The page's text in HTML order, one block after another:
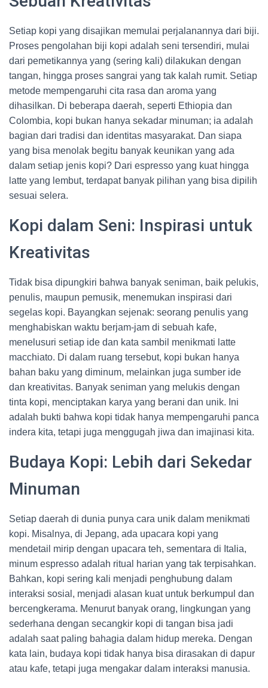
Setiap kopi yang disajikan memulai perjalanannya dari biji.
Proses pengolahan biji kopi adalah seni tersendiri, mulai
dari pemetikannya yang (sering kali) dilakukan dengan
tangan, hingga proses sangrai yang tak kalah rumit. Setiap
metode mempengaruhi cita rasa dan aroma yang
dihasilkan. Di beberapa daerah, seperti Ethiopia dan
Colombia, kopi bukan hanya sekadar minuman; ia adalah
bagian dari tradisi dan identitas masyarakat. Dan siapa
yang bisa menolak begitu banyak keunikan yang ada
dalam setiap jenis kopi? Dari espresso yang kuat hingga
latte yang lembut, terdapat banyak pilihan yang bisa dipilih
sesuai selera.
Kopi dalam Seni: Inspirasi untuk
Kreativitas
Tidak bisa dipungkiri bahwa banyak seniman, baik pelukis,
penulis, maupun pemusik, menemukan inspirasi dari
segelas kopi. Bayangkan sejenak: seorang penulis yang
menghabiskan waktu berjam-jam di sebuah kafe,
menelusuri setiap ide dan kata sambil menikmati latte
macchiato. Di dalam ruang tersebut, kopi bukan hanya
bahan baku yang diminum, melainkan juga sumber ide
dan kreativitas. Banyak seniman yang melukis dengan
tinta kopi, menciptakan karya yang berani dan unik. Ini
adalah bukti bahwa kopi tidak hanya mempengaruhi panca
indera kita, tetapi juga menggugah jiwa dan imajinasi kita.
Budaya Kopi: Lebih dari Sekedar
Minuman
Setiap daerah di dunia punya cara unik dalam menikmati
kopi. Misalnya, di Jepang, ada upacara kopi yang
mendetail mirip dengan upacara teh, sementara di Italia,
minum espresso adalah ritual harian yang tak terpisahkan.
Bahkan, kopi sering kali menjadi penghubung dalam
interaksi sosial, menjadi alasan kuat untuk berkumpul dan
bercengkerama. Menurut banyak orang, lingkungan yang
sederhana dengan secangkir kopi di tangan bisa jadi
adalah saat paling bahagia dalam hidup mereka. Dengan
kata lain, budaya kopi tidak hanya bisa dirasakan di dapur
atau kafe, tetapi juga mengakar dalam interaksi manusia.